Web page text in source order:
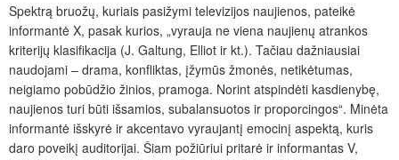
Spektrą bruožų, kuriais pasižymi televizijos naujienos, pateikė
informantė X, pasak kurios, „vyrauja ne viena naujienų atrankos
kriterijų klasifikacija (J. Galtung, Elliot ir kt.). Tačiau dažniausiai
naudojami – drama, konfliktas, įžymūs žmonės, netikėtumas,
neigiamo pobūdžio žinios, pramoga. Norint atspindėti kasdienybę,
naujienos turi būti išsamios, subalansuotos ir proporcingos“. Minėta
informantė išskyrė ir akcentavo vyraujantį emocinį aspektą, kuris
daro poveikį auditorijai. Šiam požiūriui pritarė ir informantas V,